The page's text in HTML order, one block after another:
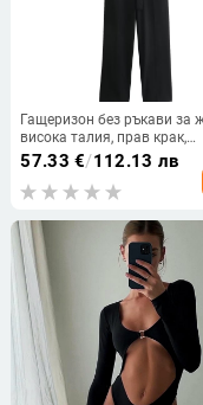
Гащеризон без ръкави за
висока талия, прав крак,
полиестер 95%+, Plain TR
57.33 €/112.13 лв